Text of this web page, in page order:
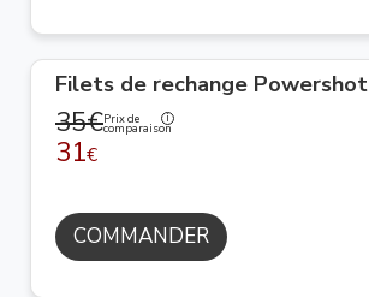
Filets de rechange Powershot
35€Prix de
comparaison
31€
COMMANDER